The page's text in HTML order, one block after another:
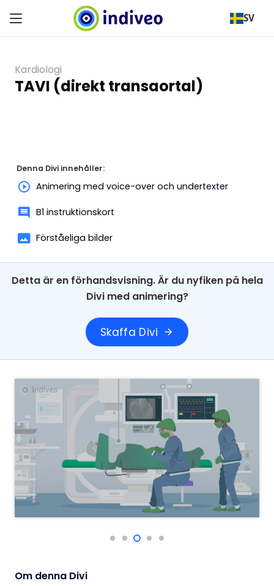
SV
Kardiologi
TAVI (direkt transaortal)
Denna Divi innehåller:
Animering med voice-over och undertexter
B1 instruktionskort
Förståeliga bilder
Detta är en förhandsvisning. Är du nyfiken på hela
Divi med animering?
Skaffa Divi arrow_forward
Om denna Divi